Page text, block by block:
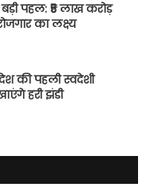
पहल: ₹5 लाख करोड़
का लक्ष्य
देश की पहली स्वदेशी
हरी झंडी